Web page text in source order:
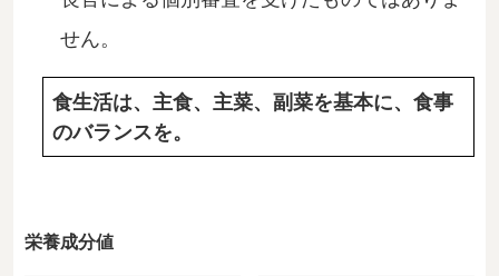
せん。
食生活は、主食、主菜、副菜を基本に、食事
のバランスを。
栄養成分値